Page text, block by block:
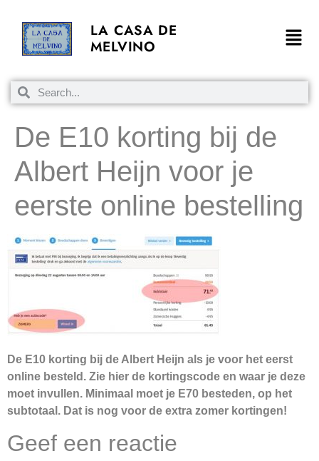
LA CASA DE
MELVINO
De E10 korting bij de
Albert Heijn voor je
eerste online bestelling
De E10 korting bij de Albert Heijn als je voor het eerst
online besteld. Zie hier de kortingscode en waar je deze
moet invullen. Minimaal moet je E70 besteden, op het
subtotaal. Dat is nog voor de extra zomer kortingen!
Geef een reactie